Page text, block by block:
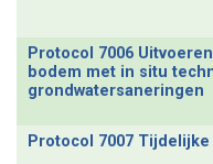
Protocol 7006
bodem met in situ
grondwatersaneringen
Protocol 7007